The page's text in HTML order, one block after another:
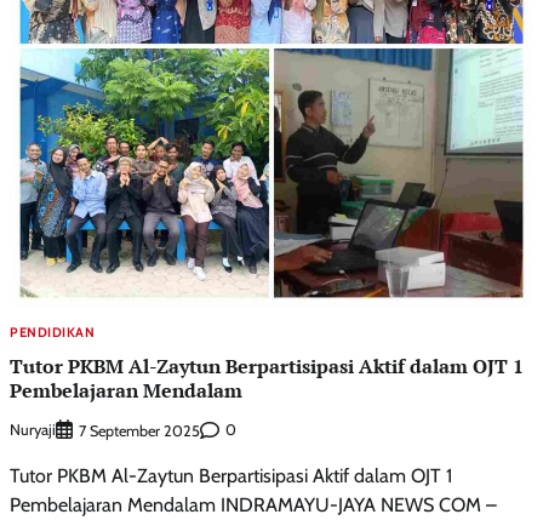
PENDIDIKAN
Tutor PKBM Al-Zaytun Berpartisipasi Aktif dalam OJT 1
Pembelajaran Mendalam
Nuryaji 7 September 2025 0
Tutor PKBM Al-Zaytun Berpartisipasi Aktif dalam OJT 1
Pembelajaran Mendalam INDRAMAYU-JAYA NEWS COM –